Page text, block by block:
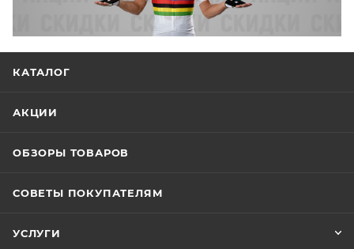
КАТАЛОГ
АКЦИИ
ОБЗОРЫ ТОВАРОВ
СОВЕТЫ ПОКУПАТЕЛЯМ
УСЛУГИ